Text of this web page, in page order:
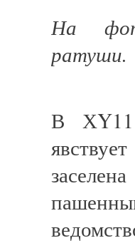
На
ратуши.
В ХY11